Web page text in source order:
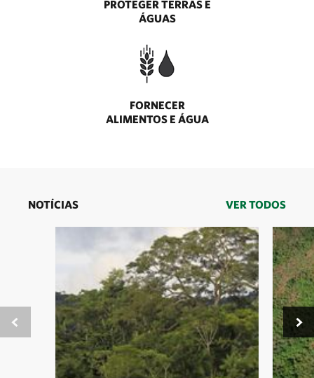
PROTEGER TERRAS E
ÁGUAS
FORNECER
ALIMENTOS E ÁGUA
NOTÍCIAS VER TODOS